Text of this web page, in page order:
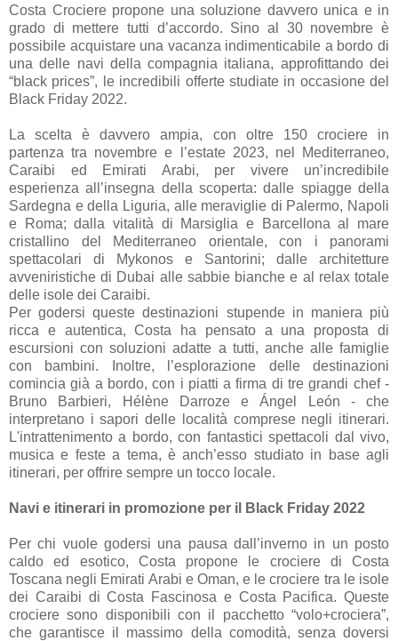
Costa Crociere propone una soluzione davvero unica e in
grado di mettere tutti d’accordo. Sino al 30 novembre è
possibile acquistare una vacanza indimenticabile a bordo di
una delle navi della compagnia italiana, approfittando dei
“black prices”, le incredibili offerte studiate in occasione del
Black Friday 2022.
La scelta è davvero ampia, con oltre 150 crociere in
partenza tra novembre e l’estate 2023, nel Mediterraneo,
Caraibi ed Emirati Arabi, per vivere un’incredibile
esperienza all’insegna della scoperta: dalle spiagge della
Sardegna e della Liguria, alle meraviglie di Palermo, Napoli
e Roma; dalla vitalità di Marsiglia e Barcellona al mare
cristallino del Mediterraneo orientale, con i panorami
spettacolari di Mykonos e Santorini; dalle architetture
avveniristiche di Dubai alle sabbie bianche e al relax totale
delle isole dei Caraibi.
Per godersi queste destinazioni stupende in maniera più
ricca e autentica, Costa ha pensato a una proposta di
escursioni con soluzioni adatte a tutti, anche alle famiglie
con bambini. Inoltre, l’esplorazione delle destinazioni
comincia già a bordo, con i piatti a firma di tre grandi chef -
Bruno Barbieri, Hélène Darroze e Ángel León - che
interpretano i sapori delle località comprese negli itinerari.
L'intrattenimento a bordo, con fantastici spettacoli dal vivo,
musica e feste a tema, è anch’esso studiato in base agli
itinerari, per offrire sempre un tocco locale.
Navi e itinerari in promozione per il Black Friday 2022
Per chi vuole godersi una pausa dall’inverno in un posto
caldo ed esotico, Costa propone le crociere di Costa
Toscana negli Emirati Arabi e Oman, e le crociere tra le isole
dei Caraibi di Costa Fascinosa e Costa Pacifica. Queste
crociere sono disponibili con il pacchetto “volo+crociera”,
che garantisce il massimo della comodità, senza doversi